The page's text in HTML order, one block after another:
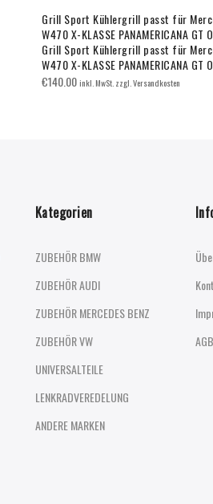
Grill Sport Kühlergrill passt für
W470 X-KLASSE PANAMERICANA GT
Grill Sport Kühlergrill passt für
W470 X-KLASSE PANAMERICANA GT
€140.00inkl. MwSt. zzgl. Versandkosten
Kategorien
ZUBEHÖR BMW
ZUBEHÖR AUDI
ZUBEHÖR MERCEDES BENZ
ZUBEHÖR VW
UNIVERSALTEILE
LENKRADVEREDELUNG
ANDERE MARKEN
AGB